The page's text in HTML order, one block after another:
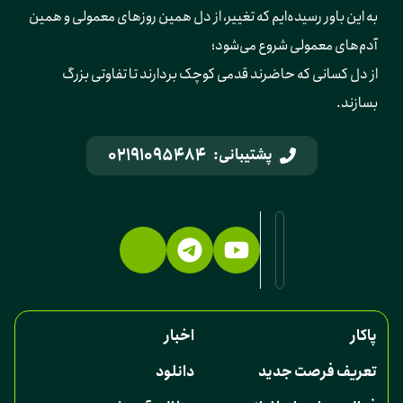
به این باور رسیده‌ایم که تغییر، از دل همین روزهای معمولی و همین
آدم‌های معمولی شروع می‌شود؛
از دل کسانی که حاضرند قدمی کوچک بردارند تا تفاوتی بزرگ
بسازند.
پشتیبانی: 02191095484
پاکار
اخبار
تعریف فرصت جدید
دانلود